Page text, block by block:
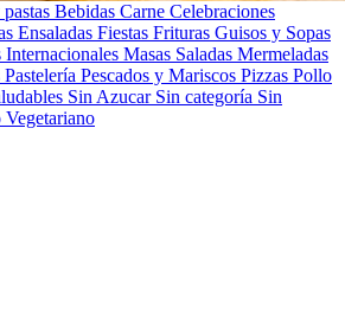
Bebidas Carne Celebraciones
Ensaladas Fiestas Frituras Guisos y Sopas
Internacionales Masas Saladas Mermeladas
Pastelería Pescados y Mariscos Pizzas Pollo
Sin Azucar Sin categoría Sin
Vegetariano